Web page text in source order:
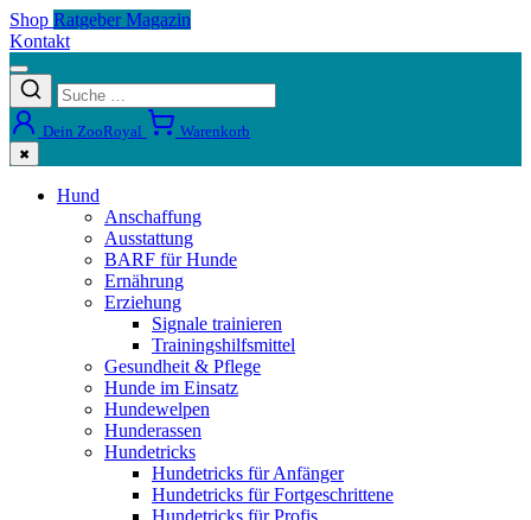
Shop Ratgeber Magazin
Kontakt
Dein ZooRoyal Warenkorb
✖
Hund
Anschaffung
Ausstattung
BARF für Hunde
Ernährung
Erziehung
Signale trainieren
Trainingshilfsmittel
Gesundheit & Pflege
Hunde im Einsatz
Hundewelpen
Hunderassen
Hundetricks
Hundetricks für Anfänger
Hundetricks für Fortgeschrittene
Hundetricks für Profis